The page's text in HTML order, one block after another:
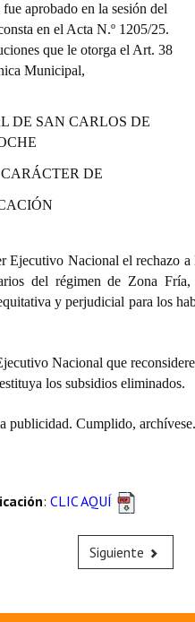
aprobado en la sesión del
en el Acta N.º 1205/25.
que le otorga el Art. 38
Municipal,
DE SAN CARLOS DE
DE
Ejecutivo Nacional el rechazo a
del régimen de Zona Fría,
y perjudicial para los
Nacional que
los subsidios eliminados.
publicidad. Cumplido, archívese.
: CLIC AQUÍ
Siguiente